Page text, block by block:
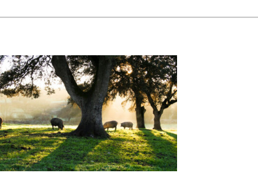
Natuurmoment
Door Kees Loogman